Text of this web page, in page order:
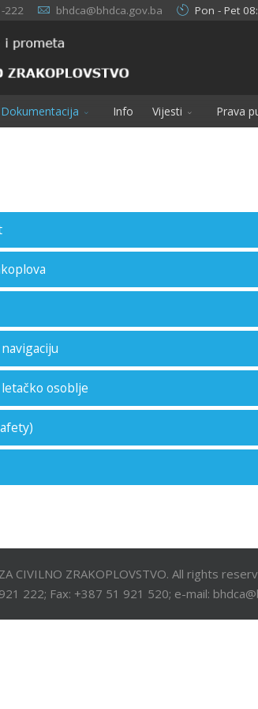
222 bhdca@bhdca.gov.ba Pon - Pet
Dokumentacija Info Vijesti Prava
osoblje
CIVILNO ZRAKOPLOVSTVO. All rights
222; Fax: +387 51 921 520; e-mail: